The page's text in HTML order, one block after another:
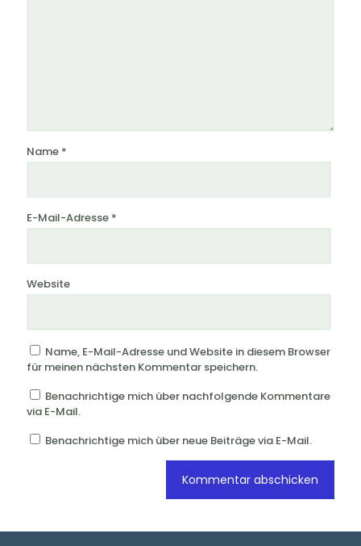
Name *
E-Mail-Adresse *
Website
Name, E-Mail-Adresse und Website in diesem Browser
für meinen nächsten Kommentar speichern.
Benachrichtige mich über nachfolgende Kommentare
via E-Mail.
Benachrichtige mich über neue Beiträge via E-Mail.